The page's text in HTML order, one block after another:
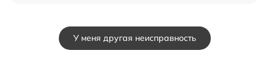
У меня другая неисправность